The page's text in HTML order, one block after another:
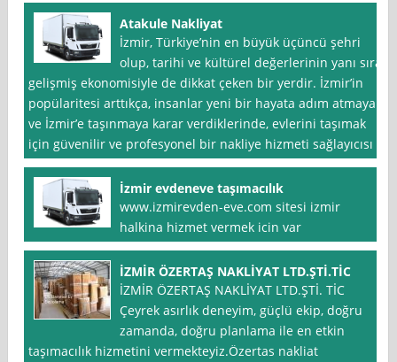
Atakule Nakliyat
İzmir, Türkiye’nin en büyük üçüncü şehri
olup, tarihi ve kültürel değerlerinin yanı sıra
gelişmiş ekonomisiyle de dikkat çeken bir yerdir. İzmir’in
popülaritesi arttıkça, insanlar yeni bir hayata adım atmaya
ve İzmir’e taşınmaya karar verdiklerinde, evlerini taşımak
için güvenilir ve profesyonel bir nakliye hizmeti sağlayıcısı
İzmir evdeneve taşımacılık
www.izmirevden-eve.com sitesi izmir
halkina hizmet vermek icin var
İZMİR ÖZERTAŞ NAKLİYAT LTD.ŞTİ.TİC
İZMİR ÖZERTAŞ NAKLİYAT LTD.ŞTİ. TİC
Çeyrek asırlık deneyim, güçlü ekip, doğru
zamanda, doğru planlama ile en etkin
taşımacılık hizmetini vermekteyiz.Özertas nakliat